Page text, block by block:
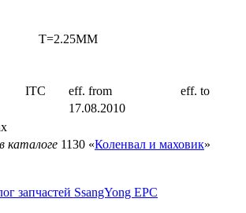
T=2.25MM
ITC eff. from
eff. to
17.08.2010
в каталоге 1130 «Коленвал и маховик»
запчастей SsangYong EPC